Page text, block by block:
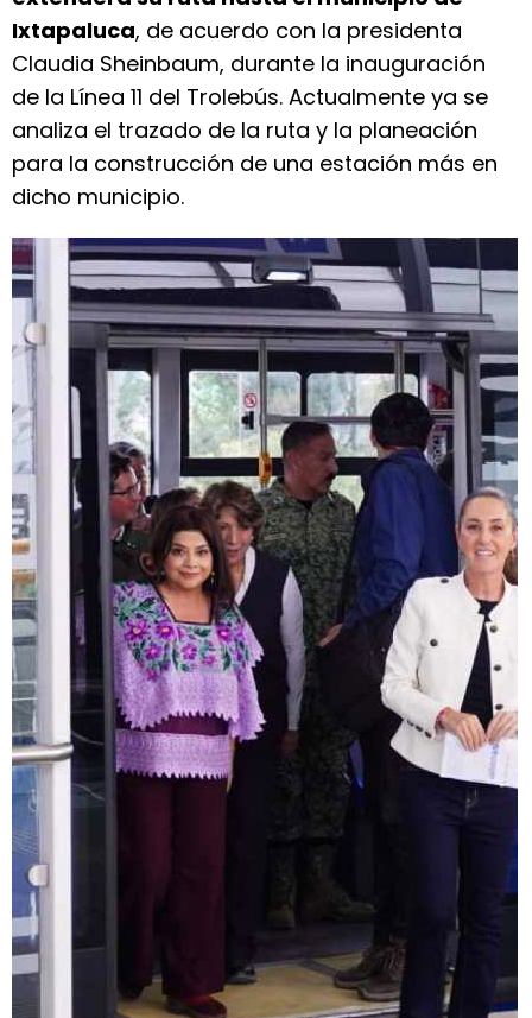
Ixtapaluca, de acuerdo con la presidenta
Claudia Sheinbaum, durante la inauguración
de la Línea 11 del Trolebús. Actualmente ya se
analiza el trazado de la ruta y la planeación
para la construcción de una estación más en
dicho municipio.